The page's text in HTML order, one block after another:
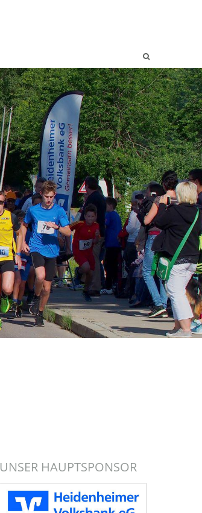
UNSER HAUPTSPONSOR